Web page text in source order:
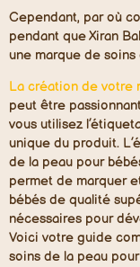
Cependant, par où
pendant que Xiran
une marque de
La création de votre
peut être
vous utilisez
unique du produit.
de la peau pour
permet de marquer
bébés de qualité
nécessaires pour
Voici votre guide
soins de la peau